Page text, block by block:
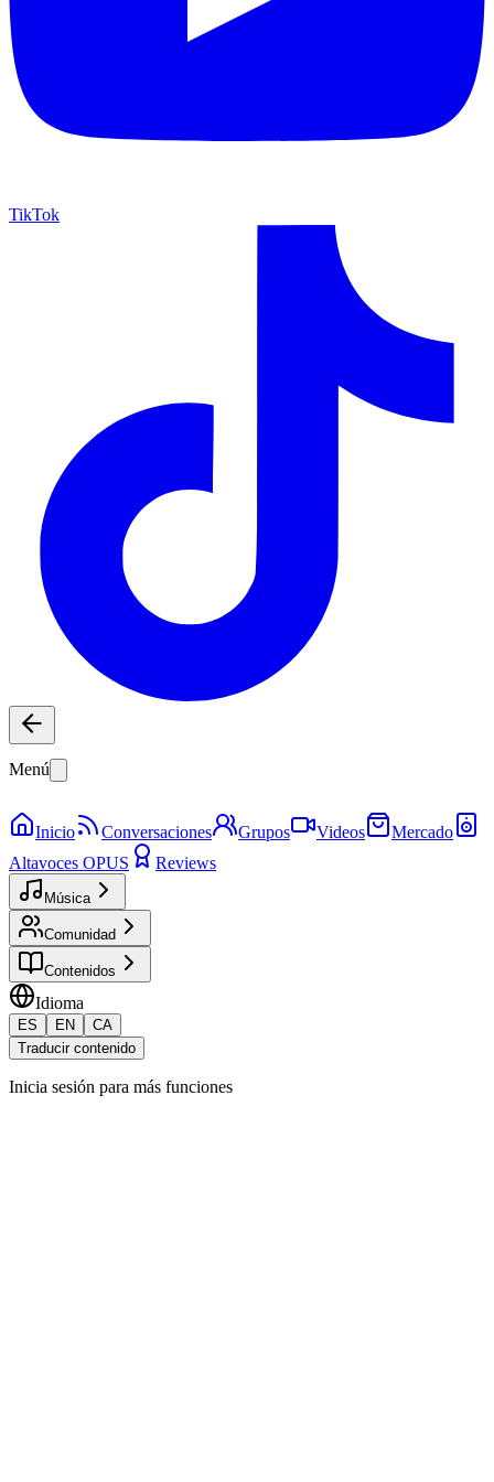
TikTok
Menú
Inicio Conversaciones Grupos Videos
Mercado
Altavoces OPUS
Reviews
Música
Comunidad
Contenidos
Idioma
ES EN
CA
Traducir contenido
Inicia sesión para más funciones